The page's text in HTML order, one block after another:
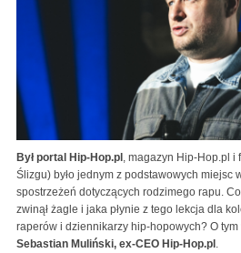
Był portal Hip-Hop.pl , magazyn Hip-Hop.pl i
Ślizgu) było jednym z podstawowych miejsc
spostrzeżeń dotyczących rodzimego rapu.
zwinął żagle i jaka płynie z tego lekcja dla
raperów i dziennikarzy hip-hopowych? O tym
Sebastian Muliński, ex-CEO Hip-Hop.pl .